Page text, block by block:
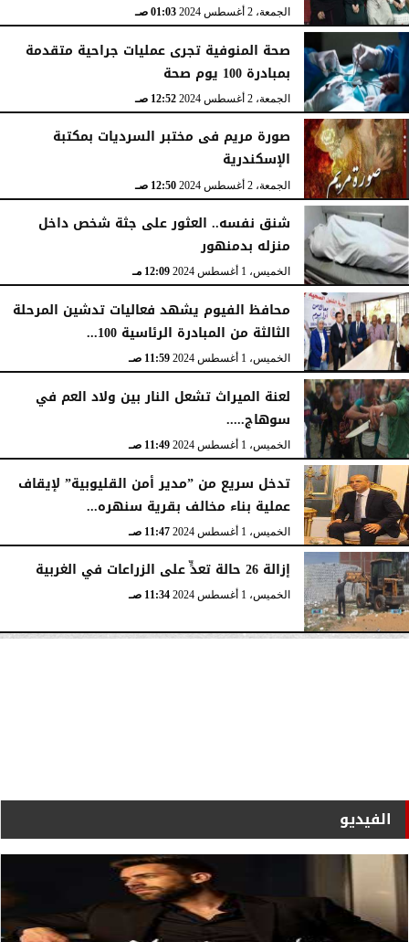
الجمعة، 2 أغسطس 2024 01:03 صـ
صحة المنوفية تجرى عمليات جراحية متقدمة
بمبادرة 100 يوم صحة
الجمعة، 2 أغسطس 2024 12:52 صـ
صورة مريم فى مختبر السرديات بمكتبة
الإسكندرية
الجمعة، 2 أغسطس 2024 12:50 صـ
شنق نفسه.. العثور على جثة شخص داخل
منزله بدمنهور
الخميس، 1 أغسطس 2024 12:09 مـ
محافظ الفيوم يشهد فعاليات تدشين المرحلة
الثالثة من المبادرة الرئاسية 100...
الخميس، 1 أغسطس 2024 11:59 صـ
لعنة الميراث تشعل النار بين ولاد العم في
سوهاج.....
الخميس، 1 أغسطس 2024 11:49 صـ
تدخل سريع من ”مدير أمن القليوبية” لإيقاف
عملية بناء مخالف بقرية سنهره...
الخميس، 1 أغسطس 2024 11:47 صـ
إزالة 26 حالة تعدٍّ على الزراعات في الغربية
الخميس، 1 أغسطس 2024 11:34 صـ
الفيديو